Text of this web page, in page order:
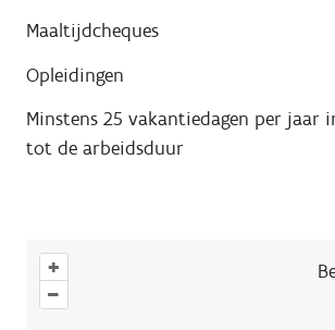
Maaltijdcheques
Opleidingen
Minstens 25 vakantiedagen per jaar
tot de arbeidsduur
+
–